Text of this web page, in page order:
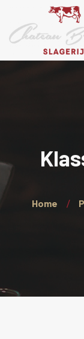
Home